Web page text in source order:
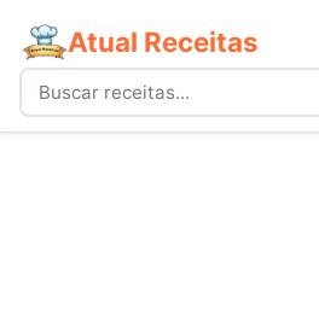
Atual Receitas
Buscar
por: